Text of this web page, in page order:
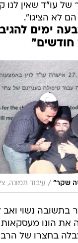
של עו"ד שאין
לא הציגו".
ימים
שקר" / עיבוד תמונה,
ה-37, חוזר בתשובה
את הונו מעסקאות
בחצרו של הרב